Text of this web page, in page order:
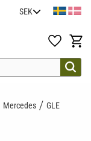
Favoriter
Mercedes
GLE